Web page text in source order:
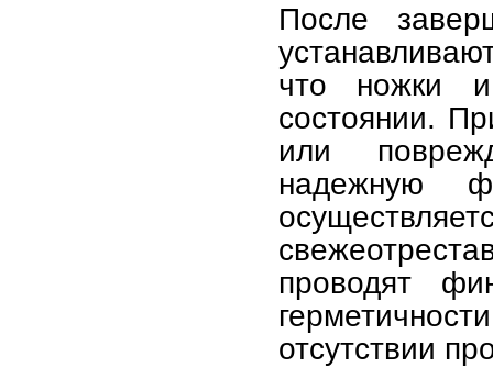
После
что ножки и
состоянии.
или
надежную
проводят
отсутствии